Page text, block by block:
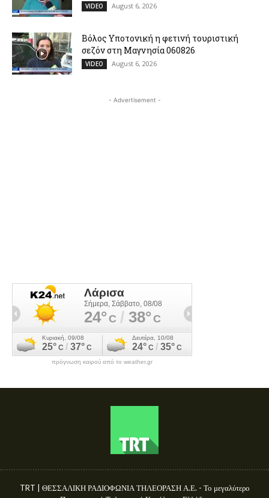
VIDEO August 6, 2026
Βόλος Υποτονική η φετινή τουριστική
σεζόν στη Μαγνησία 060826
VIDEO August 6, 2026
- Advertisement -
πρόγνωση καιρού από το weather.gr
TRT | ΘΕΣΣΑΛΙΚΗ ΡΑΔΙΟΦΩΝΙΑ ΤΗΛΕΟΡΑΣΗ Α.Ε. - Το μεγαλύτερο